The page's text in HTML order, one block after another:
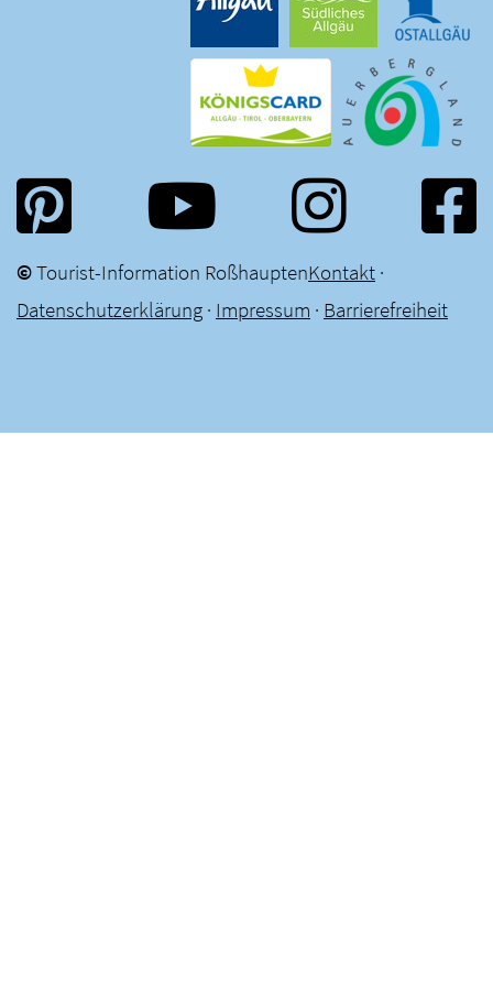
©Tourist-Information RoßhauptenKontakt ·
Datenschutzerklärung · Impressum · Barrierefreiheit